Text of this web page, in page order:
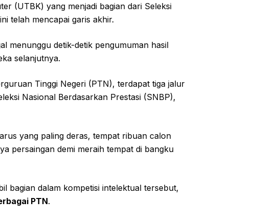
(UTBK) yang menjadi bagian dari Seleksi
telah mencapai garis akhir.
menunggu detik-detik pengumuman hasil
selanjutnya.
Tinggi Negeri (PTN), terdapat tiga jalur
Nasional Berdasarkan Prestasi (SNBP),
yang paling deras, tempat ribuan calon
persaingan demi meraih tempat di bangku
bagian dalam kompetisi intelektual tersebut,
PTN.